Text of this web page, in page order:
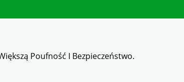
Poufność I Bezpieczeństwo.